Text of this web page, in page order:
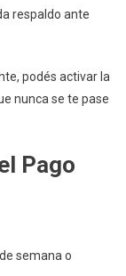
respaldo ante
podés activar la
nunca se te pase
Pago
semana o